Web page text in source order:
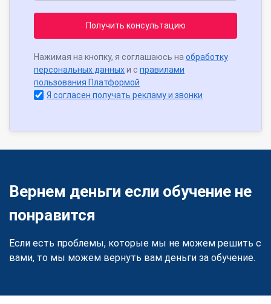
Получить консультацию
Нажимая на кнопку, я соглашаюсь на обработку
персональных данныхи с правилами
пользования Платформой
Я согласен получать рекламу и звонки
Вернем деньги если обучение не
понравится
Если есть проблемы, которые мы не можем решить с
вами, то мы можем вернуть вам деньги за обучение.